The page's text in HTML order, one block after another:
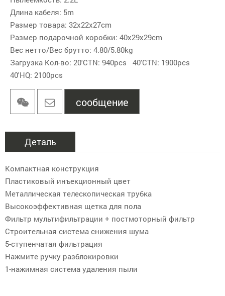
Длина кабеля: 5m
Размер товара: 32x22x27cm
Размер подарочной коробки: 40x29x29cm
Вес нетто/Вес брутто: 4.80/5.80kg
Загрузка Кол-во: 20'CTN: 940pcs 40'CTN: 1900pcs
40'HQ: 2100pcs
сообщение
Деталь
Компактная конструкция
Пластиковый инъекционный цвет
Металлическая телескопическая трубка
Высокоэффективная щетка для пола
Фильтр мультифильтрации + постмоторный фильтр
Строительная система снижения шума
5-ступенчатая фильтрация
Нажмите ручку разблокировки
1-нажимная система удаления пыли